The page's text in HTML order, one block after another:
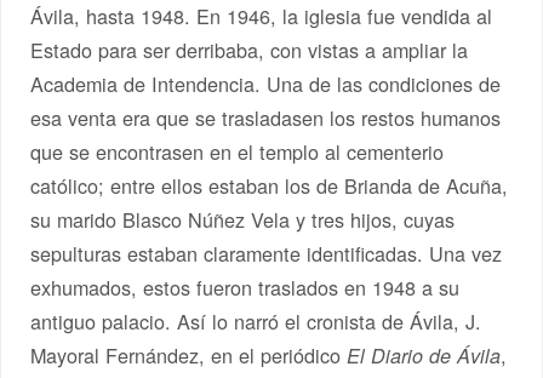
Ávila, hasta 1948. En 1946, la iglesia fue vendida al
Estado para ser derribaba, con vistas a ampliar la
Academia de Intendencia. Una de las condiciones de
esa venta era que se trasladasen los restos humanos
que se encontrasen en el templo al cementerio
católico; entre ellos estaban los de Brianda de Acuña,
su marido Blasco Núñez Vela y tres hijos, cuyas
sepulturas estaban claramente identificadas. Una vez
exhumados, estos fueron traslados en 1948 a su
antiguo palacio. Así lo narró el cronista de Ávila, J.
Mayoral Fernández, en el periódicoEl Diario de Ávila,